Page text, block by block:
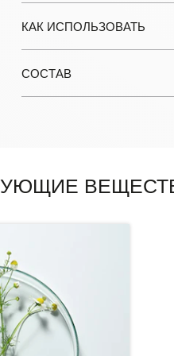
КАК ИСПОЛЬЗОВАТЬ
СОСТАВ